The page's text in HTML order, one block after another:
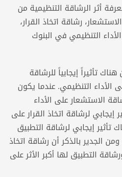
أثر الرشاقة التنظيمية من
رشاقة اتخاذ القرار،
التنظيمي في البنوك
تأثيراً إيجابياً للرشاقة
الأداء التنظيمي. عندما يكون
الاستشعار على الأداء
إيجابي لرشاقة اتخاذ القرار على
تأثير إيجابي لرشاقة التطبيق
الجدير بالذكر أن رشاقة اتخاذ
التطبيق لها أكبر الأثر على